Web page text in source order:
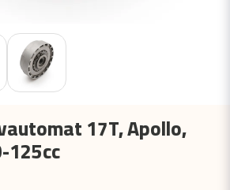
17T, Apollo,
125cc